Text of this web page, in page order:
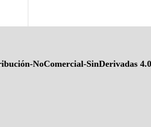
NoComercial-SinDerivadas 4.0